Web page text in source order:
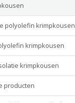
polyolefin krimpkousen
krimpkousen
krimpkousen
producten